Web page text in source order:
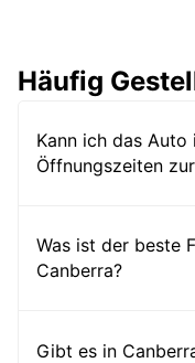
Häufig
Kann ich das
Öffnungszeiten
Was ist der beste
Canberra?
Gibt es in